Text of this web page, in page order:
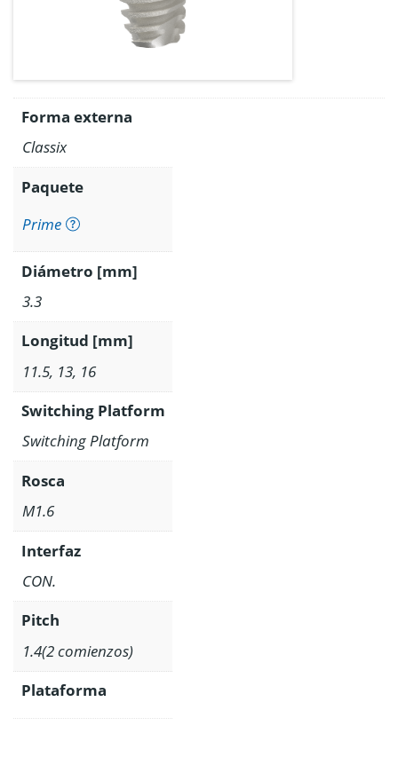
Forma externa
Classix
Paquete
Prime
Diámetro [mm]
3.3
Longitud [mm]
11.5, 13, 16
Switching Platform
Switching Platform
Rosca
M1.6
Interfaz
CON.
Pitch
1.4(2 comienzos)
Plataforma